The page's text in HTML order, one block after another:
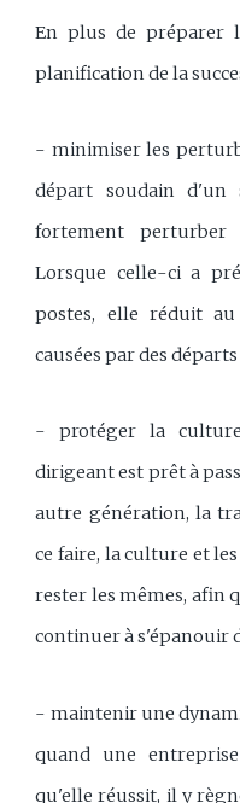
En plus de préparer
planification de la
- minimiser les
départ soudain
fortement perturber
Lorsque celle-ci a
postes, elle réduit
causées par des
- protéger la
dirigeant est prêt à
autre génération, la
ce faire, la culture et
rester les mêmes, afin
continuer à s'épanouir
- maintenir une
quand une
qu'elle réussit, il y